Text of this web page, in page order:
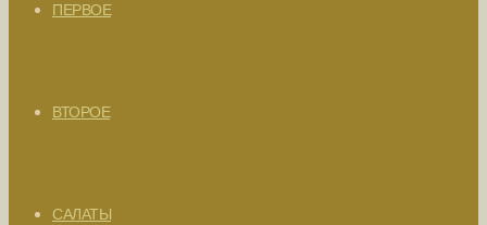
ПЕРВОЕ
ВТОРОЕ
САЛАТЫ